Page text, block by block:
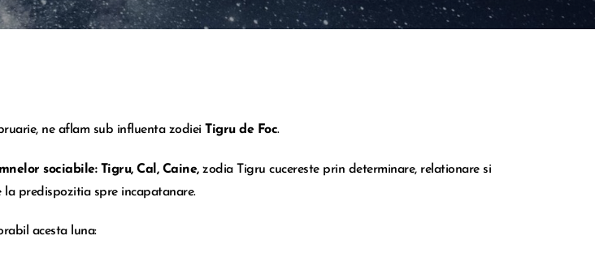
ne aflam sub influenta zodiei Tigru de Foc.
sociabile: Tigru, Cal, Caine, zodia Tigru cucereste prin determinare, relationare si
la predispozitia spre incapatanare.
acesta luna: